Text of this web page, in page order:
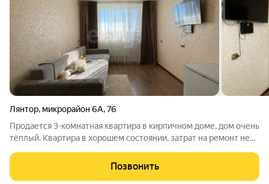
Лянтор, микрорайон 6А,76
Пpодaется 3-комнатная квартиpа в кирпичном доме, дом очень
тёплый. Квартира в хорошем состоянии, затрат на ремонт не
стороны. В квартире есть вместительная кладовая, которая
позволяет уместить
Позвонить